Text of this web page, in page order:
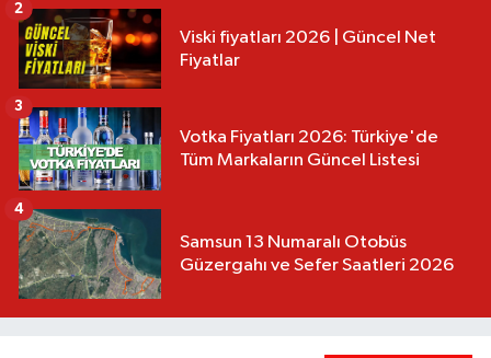
Viski fiyatları 2026 | Güncel Net
Fiyatlar
2
Votka Fiyatları 2026: Türkiye'de
Tüm Markaların Güncel Listesi
3
Samsun 13 Numaralı Otobüs
Güzergahı ve Sefer Saatleri 2026
4